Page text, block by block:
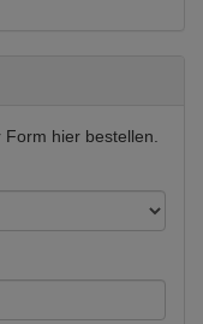
hier bestellen.